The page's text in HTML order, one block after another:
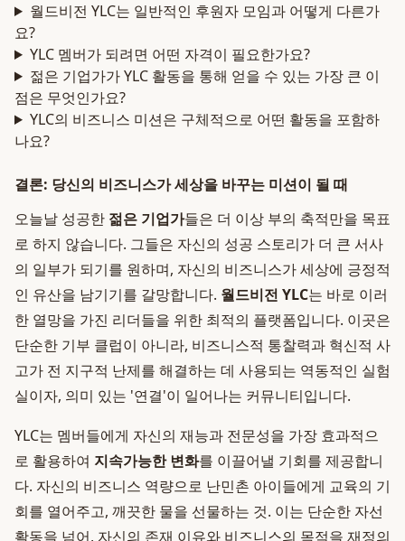
월드비전 YLC는 일반적인 후원자 모임과 어떻게 다른가
요?
YLC 멤버가 되려면 어떤 자격이 필요한가요?
젊은 기업가가 YLC 활동을 통해 얻을 수 있는 가장 큰 이
점은 무엇인가요?
YLC의 비즈니스 미션은 구체적으로 어떤 활동을 포함하
나요?
결론: 당신의 비즈니스가 세상을 바꾸는 미션이 될 때
오늘날 성공한 젊은 기업가들은 더 이상 부의 축적만을 목표
로 하지 않습니다. 그들은 자신의 성공 스토리가 더 큰 서사
의 일부가 되기를 원하며, 자신의 비즈니스가 세상에 긍정적
인 유산을 남기기를 갈망합니다. 월드비전 YLC는 바로 이러
한 열망을 가진 리더들을 위한 최적의 플랫폼입니다. 이곳은
단순한 기부 클럽이 아니라, 비즈니스적 통찰력과 혁신적 사
고가 전 지구적 난제를 해결하는 데 사용되는 역동적인 실험
실이자, 의미 있는 '연결'이 일어나는 커뮤니티입니다.
YLC는 멤버들에게 자신의 재능과 전문성을 가장 효과적으
로 활용하여 지속가능한 변화를 이끌어낼 기회를 제공합니
다. 자신의 비즈니스 역량으로 난민촌 아이들에게 교육의 기
회를 열어주고, 깨끗한 물을 선물하는 것. 이는 단순한 자선
활동을 넘어, 자신의 존재 이유와 비즈니스의 목적을 재정의